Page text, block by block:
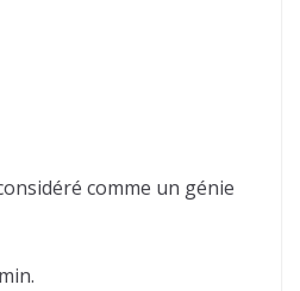
comme un génie